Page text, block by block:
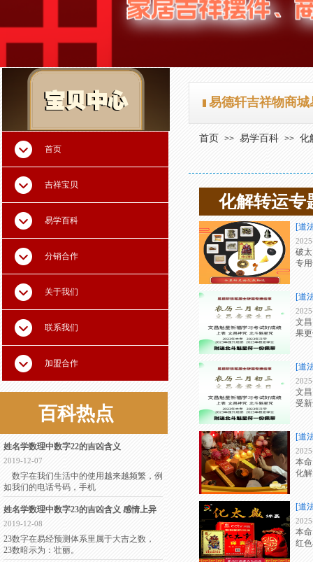
首页
吉祥宝贝
易学百科
分销合作
关于我们
联系我们
加盟合作
易德轩吉祥物商
首页 >> 易学百科 >> 化
化解转运专
[道
破
专
[道
文
果
[道
文
受
[道
本
化
[道
本
红
百科热点
姓名学数理中数字22的吉凶含义
2019-12-07
数字在我们生活中的使用越来越频繁，例
如我们的电话号码，手机
姓名学数理中数字23的吉凶含义 感情上异
2019-12-08
23数字在易经预测体系里属于大吉之数，
23数暗示为：壮丽。